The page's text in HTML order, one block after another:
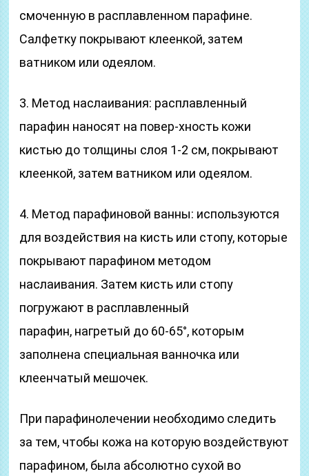
смоченную в расплавленном парафине.
Салфетку покрывают клеенкой, затем
ватником или одеялом.
3. Метод наслаивания: расплавленный
парафин наносят на повер-хность кожи
кистью до толщины слоя 1-2 см, покрывают
клеенкой, затем ватником или одеялом.
4. Метод парафиновой ванны: используются
для воздействия на кисть или стопу, которые
покрывают парафином методом
наслаивания. Затем кисть или стопу
погружают в расплавленный
парафин, нагретый до 60-65°, которым
заполнена специальная ванночка или
клеенчатый мешочек.
При парафинолечении необходимо следить
за тем, чтобы кожа на которую воздействуют
парафином, была абсолютно сухой во